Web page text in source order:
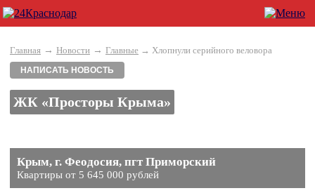
Главная → Новости → Главные → Хлопнули серийного веловора
НАПИСАТЬ НОВОСТЬ
ЖК «Просторы Крыма»
Крым, г. Феодосия, пгт Приморский
Квартиры от 5 645 000 рублей